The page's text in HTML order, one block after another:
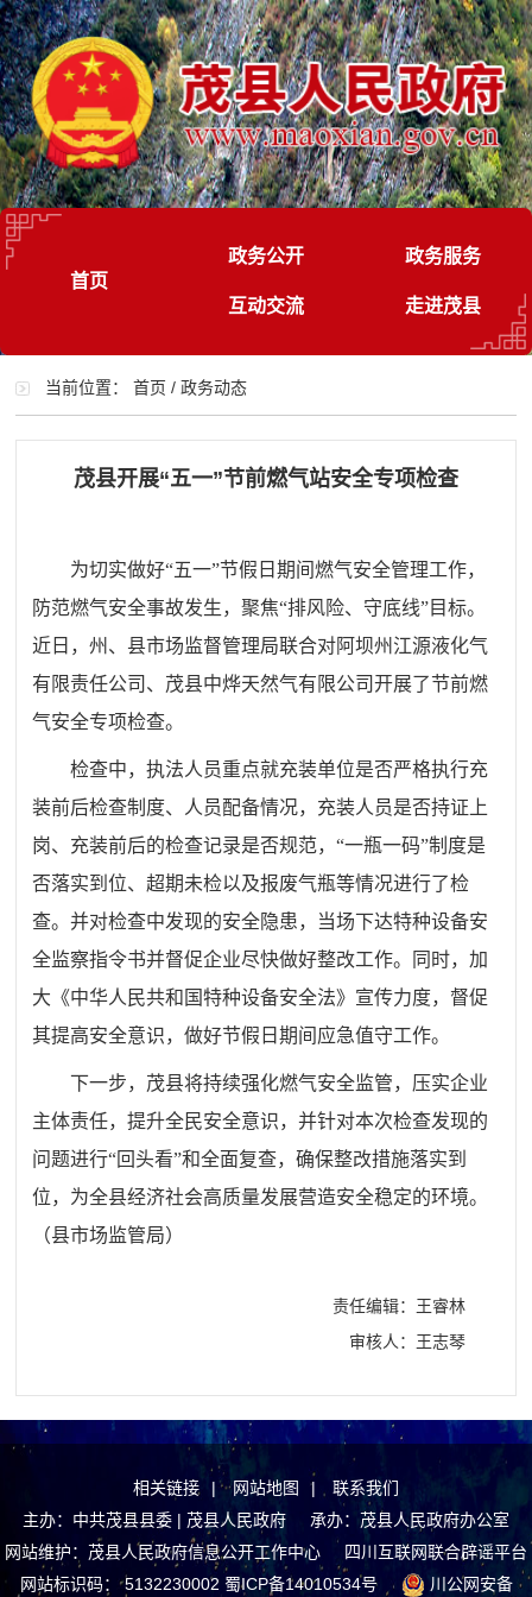
首页
政务公开 政务服务
互动交流 走进茂县
当前位置：首页 /政务动态
茂县开展“五一”节前燃气站安全专项检查
为切实做好“五一”节假日期间燃气安全管理工作，
防范燃气安全事故发生，聚焦“排风险、守底线”目标。
近日，州、县市场监督管理局联合对阿坝州江源液化气
有限责任公司、茂县中烨天然气有限公司开展了节前燃
气安全专项检查。
检查中，执法人员重点就充装单位是否严格执行充
装前后检查制度、人员配备情况，充装人员是否持证上
岗、充装前后的检查记录是否规范，“一瓶一码”制度是
否落实到位、超期未检以及报废气瓶等情况进行了检
查。并对检查中发现的安全隐患，当场下达特种设备安
全监察指令书并督促企业尽快做好整改工作。同时，加
大《中华人民共和国特种设备安全法》宣传力度，督促
其提高安全意识，做好节假日期间应急值守工作。
下一步，茂县将持续强化燃气安全监管，压实企业
主体责任，提升全民安全意识，并针对本次检查发现的
问题进行“回头看”和全面复查，确保整改措施落实到
位，为全县经济社会高质量发展营造安全稳定的环境。
（县市场监管局）
责任编辑：王睿林
审核人：王志琴
相关链接 | 网站地图 |
联系我们
主办：中共茂县县委 | 茂县人民政府 承办：茂县人民政府办公室
网站维护：茂县人民政府信息公开工作中心
四川互联网联合辟谣平台
网站标识码： 5132230002 蜀ICP备14010534号 川公网安备